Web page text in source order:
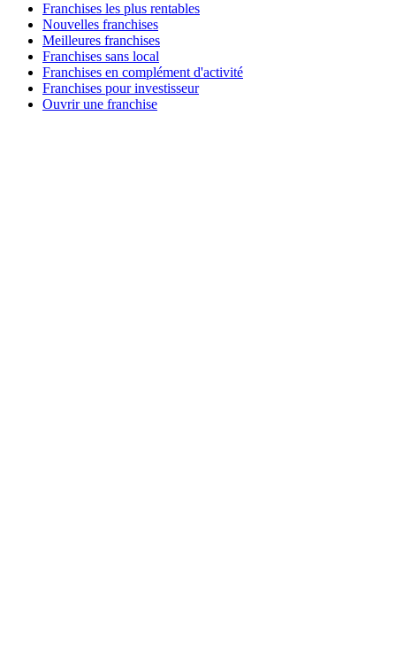
Franchises les plus rentables
Nouvelles franchises
Meilleures franchises
Franchises sans local
Franchises en complément d'activité
Franchises pour investisseur
Ouvrir une franchise